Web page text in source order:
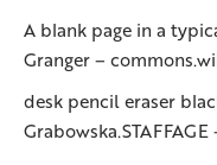
A blank page in a
Granger –
desk pencil eraser